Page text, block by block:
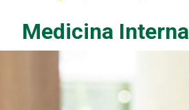
Medicina Interna